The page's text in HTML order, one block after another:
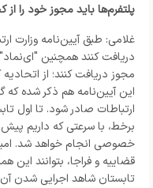
پلتفرم‌ها باید مجوز خود را از
غلامی: طبق آیین‌نامه وزارت
دریافت کنند همچنین
مجوز دریافت کنند؛ از
این آیین‌نامه هم ذکر شده که
ارتباطات صادر شود. تا اول
برخط، با سرعتی که داریم
خصوصی انجام خواهد شد.
قضاییه و فراجا، بتوانند این
تابستان شاهد اجرایی شدن